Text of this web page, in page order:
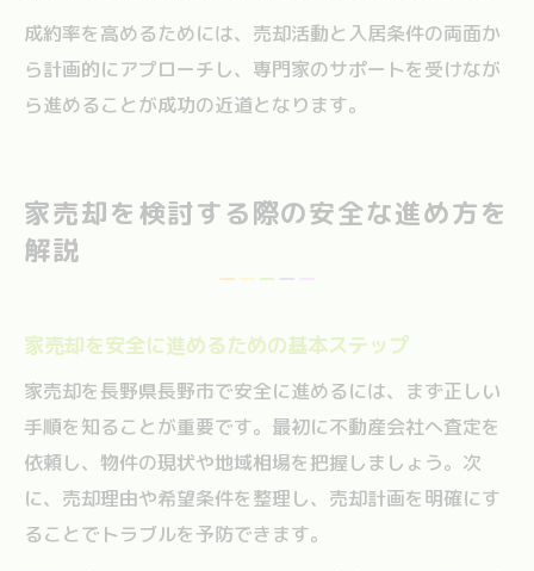
成約率を高めるためには、売却活動と入居条件の両面か
ら計画的にアプローチし、専門家のサポートを受けなが
ら進めることが成功の近道となります。
家売却を検討する際の安全な進め方を
解説
家売却を安全に進めるための基本ステップ
家売却を長野県長野市で安全に進めるには、まず正しい
手順を知ることが重要です。最初に不動産会社へ査定を
依頼し、物件の現状や地域相場を把握しましょう。次
に、売却理由や希望条件を整理し、売却計画を明確にす
ることでトラブルを予防できます。